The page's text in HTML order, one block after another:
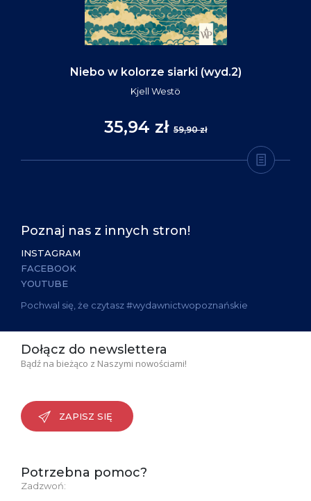
Niebo w kolorze siarki (wyd.2)
Kjell Westö
35,94 zł 59,90 zł
Poznaj nas z innych stron!
INSTAGRAM
FACEBOOK
YOUTUBE
Pochwal się, że czytasz #wydawnictwopoznańskie
Dołącz do newslettera
Bądź na bieżąco z Naszymi nowościami!
ZAPISZ SIĘ
Potrzebna pomoc?
Zadzwoń: